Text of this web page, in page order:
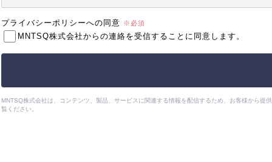
プライバシーポリシーへの同意
MNTSQ株式会社からの連絡を受信することに同意します。
MNTSQ株式会社は、コンテンツ、製品、サービスに関連する情報を配信するため、お客様から
覧ください。